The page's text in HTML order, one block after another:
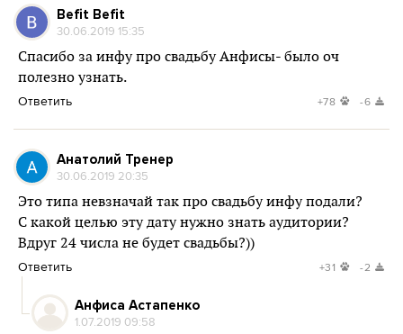
Befit Befit
30.06.2019 15:35
Спасибо за инфу про свадьбу Анфисы- было оч
полезно узнать.
Ответить +78 -6
Анатолий Тренер
30.06.2019 20:35
Это типа невзначай так про свадьбу инфу подали?
С какой целью эту дату нужно знать аудитории?
Вдруг 24 числа не будет свадьбы?))
Ответить +31 -2
Анфиса Астапенко
1.07.2019 09:58